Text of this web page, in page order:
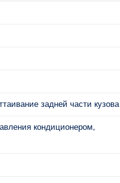
задней части кузова
кондиционером,